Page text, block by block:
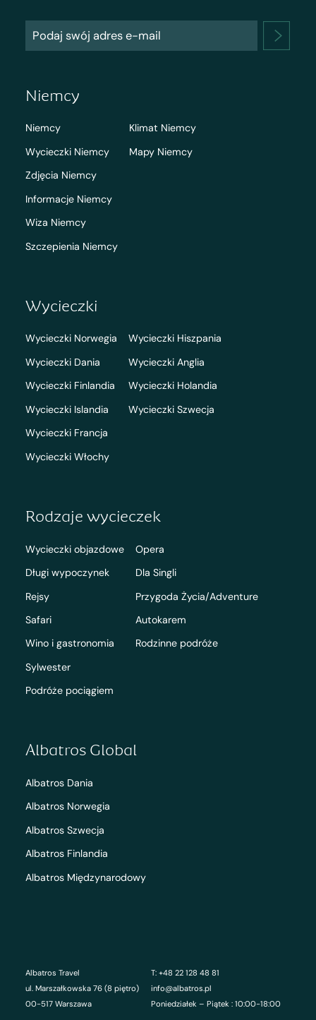
Niemcy
Niemcy
Wycieczki Niemcy
Zdjęcia Niemcy
Informacje Niemcy
Wiza Niemcy
Szczepienia Niemcy
Klimat Niemcy
Mapy Niemcy
Wycieczki
Wycieczki Norwegia
Wycieczki Dania
Wycieczki Finlandia
Wycieczki Islandia
Wycieczki Francja
Wycieczki Włochy
Wycieczki Hiszpania
Wycieczki Anglia
Wycieczki Holandia
Wycieczki Szwecja
Albatros Travel
ul. Marszałkowska 76 (8 piętro)
00-517 Warszawa
T: +48 22 128 48 81
info@albatros.pl
Poniedziałek – Piątek : 10:00-18:00
Rodzaje wycieczek
Wycieczki objazdowe
Długi wypoczynek
Rejsy
Safari
Wino i gastronomia
Sylwester
Podróże pociągiem
Opera
Dla Singli
Przygoda Życia/Adventure
Autokarem
Rodzinne podróże
Albatros Global
Albatros Dania
Albatros Norwegia
Albatros Szwecja
Albatros Finlandia
Albatros Międzynarodowy